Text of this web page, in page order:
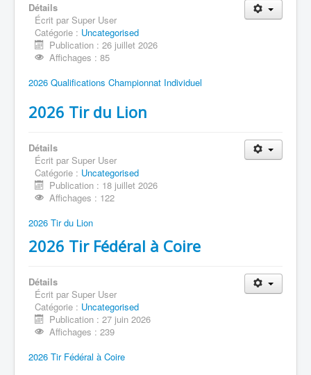
Détails
Écrit par Super User
Catégorie : Uncategorised
Publication : 26 juillet 2026
Affichages : 85
2026 Qualifications Championnat Individuel
2026 Tir du Lion
Détails
Écrit par Super User
Catégorie : Uncategorised
Publication : 18 juillet 2026
Affichages : 122
2026 Tir du Lion
2026 Tir Fédéral à Coire
Détails
Écrit par Super User
Catégorie : Uncategorised
Publication : 27 juin 2026
Affichages : 239
2026 Tir Fédéral à Coire